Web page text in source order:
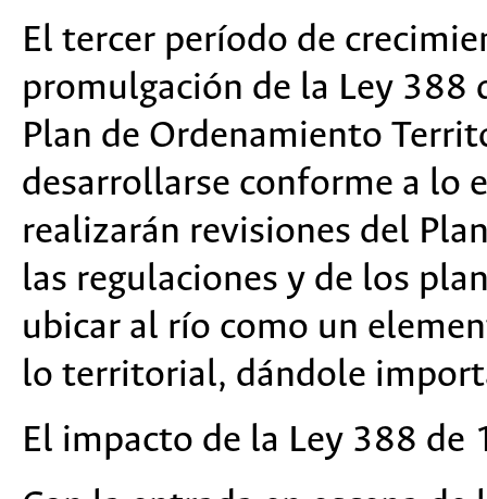
El tercer período de
promulgación de la Ley
Plan de Ordenamiento
desarrollarse conforme a lo
realizarán revisiones del
las regulaciones y de los
ubicar al río como un
lo territorial, dándole
El impacto de la Ley 388